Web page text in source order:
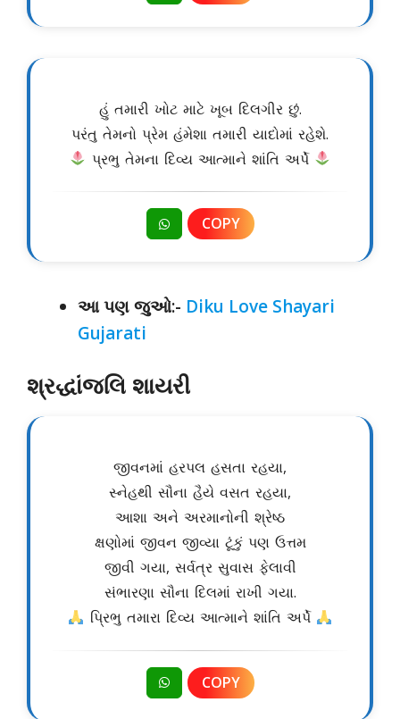
હું તમારી ખોટ માટે ખૂબ દિલગીર છું.
પરંતુ તેમનો પ્રેમ હંમેશા તમારી યાદોમાં રહેશે.
પ્રભુ તેમના દિવ્ય આત્માને શાંતિ અર્પે
COPY
આ પણ જુઓ:- Diku Love Shayari
Gujarati
શ્રદ્ધાંજલિ શાયરી
જીવનમાં હરપલ હસતા રહયા,
સ્નેહથી સૌના હૈયે વસત રહયા,
આશા અને અરમાનોની શ્રેષ્ઠ
ક્ષણોમાં જીવન જીવ્યા ટૂંકું પણ ઉત્તમ
જીવી ગયા, સર્વત્ર સુવાસ ફેલાવી
સંભારણા સૌના દિલમાં રાખી ગયા.
પ્રિભુ તમારા દિવ્ય આત્માને શાંતિ અર્પે
COPY